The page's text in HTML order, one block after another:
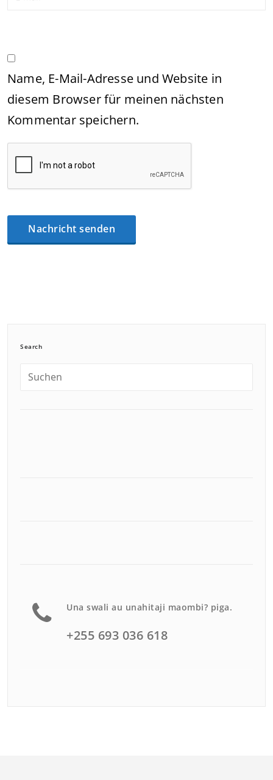
Name, E-Mail-Adresse und Website in
diesem Browser für meinen nächsten
Kommentar speichern.
Search
Una swali au unahitaji maombi? piga.
+255 693 036 618